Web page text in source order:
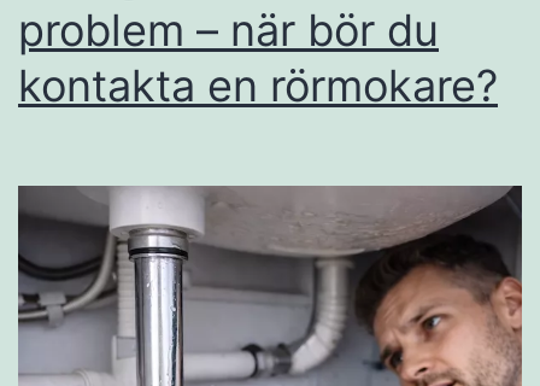
problem – när bör du
kontakta en rörmokare?